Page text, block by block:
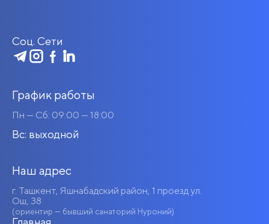
Соц. Сети
График работы
Пн — Сб: 09:00 — 18:00
Вс: выходной
Наш адрес
г. Ташкент, Яшнабадский район, 1 проезд ул.
Ош, 38
(ориентир — бывший санаторий Нуроний)